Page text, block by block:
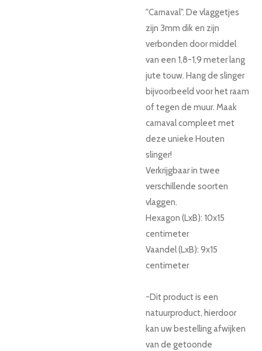
"Carnaval". De vlaggetjes
zijn 3mm dik en zijn
verbonden door middel
van een 1,8-1,9 meter lang
jute touw. Hang de slinger
bijvoorbeeld voor het raam
of tegen de muur. Maak
carnaval compleet met
deze unieke Houten
slinger!
Verkrijgbaar in twee
verschillende soorten
vlaggen.
Hexagon (LxB): 10x15
centimeter
Vaandel (LxB): 9x15
centimeter
-Dit product is een
natuurproduct, hierdoor
kan uw bestelling afwijken
van de getoonde